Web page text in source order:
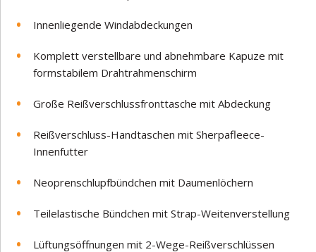
Innenliegende Windabdeckungen
Komplett verstellbare und abnehmbare Kapuze mit
formstabilem Drahtrahmenschirm
Große Reißverschlussfronttasche mit Abdeckung
Reißverschluss-Handtaschen mit Sherpafleece-
Innenfutter
Neoprenschlupfbündchen mit Daumenlöchern
Teilelastische Bündchen mit Strap-Weitenverstellung
Lüftungsöffnungen mit 2-Wege-Reißverschlüssen